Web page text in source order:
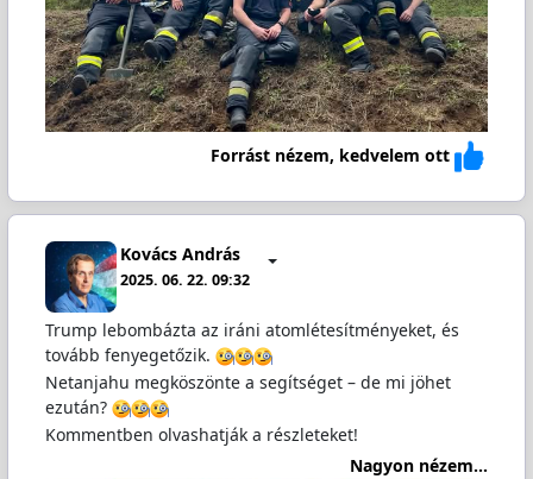
Forrást nézem, kedvelem ott
Kovács András
2025. 06. 22. 09:32
Trump lebombázta az iráni atomlétesítményeket, és
tovább fenyegetőzik.
Netanjahu megköszönte a segítséget – de mi jöhet
ezután?
Kommentben olvashatják a részleteket!
Nagyon nézem...